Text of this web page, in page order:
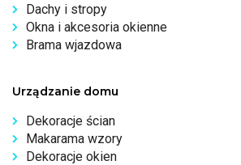
Dachy i stropy
Okna i akcesoria okienne
Brama wjazdowa
Urządzanie domu
Dekoracje ścian
Makarama wzory
Dekoracje okien